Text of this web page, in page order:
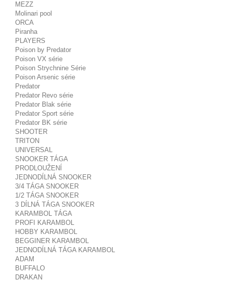
MEZZ
Molinari pool
ORCA
Piranha
PLAYERS
Poison by Predator
Poison VX série
Poison Strychnine Série
Poison Arsenic série
Predator
Predator Revo série
Predator Blak série
Predator Sport série
Predator BK série
SHOOTER
TRITON
UNIVERSAL
SNOOKER TÁGA
PRODLOUŽENÍ
JEDNODÍLNÁ SNOOKER
3/4 TÁGA SNOOKER
1/2 TÁGA SNOOKER
3 DÍLNÁ TÁGA SNOOKER
KARAMBOL TÁGA
PROFI KARAMBOL
HOBBY KARAMBOL
BEGGINER KARAMBOL
JEDNODÍLNÁ TÁGA KARAMBOL
ADAM
BUFFALO
DRAKAN